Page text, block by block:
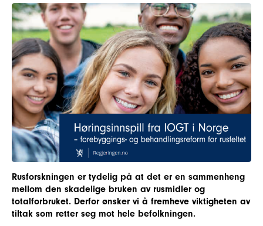
Rusforskningen er tydelig på at det er en sammenheng
mellom den skadelige bruken av rusmidler og
totalforbruket. Derfor ønsker vi å fremheve viktigheten av
tiltak som retter seg mot hele befolkningen.